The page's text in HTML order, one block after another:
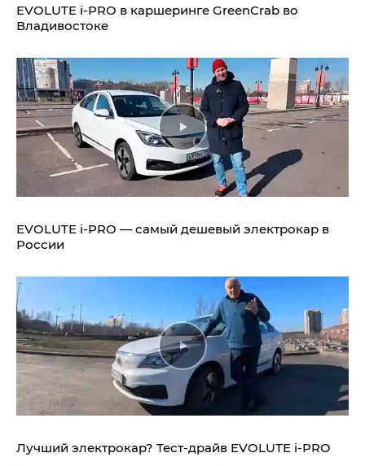
EVOLUTE i‑PRO в каршеринге GreenCrab во
Владивостоке
EVOLUTE i‑PRO — самый дешевый электрокар в
России
Лучший электрокар? Тест-драйв EVOLUTE i‑PRO